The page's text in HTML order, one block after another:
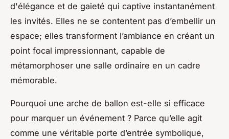
d'élégance et de gaieté qui captive instantanément
les invités. Elles ne se contentent pas d’embellir un
espace; elles transforment l’ambiance en créant un
point focal impressionnant, capable de
métamorphoser une salle ordinaire en un cadre
mémorable.
Pourquoi une arche de ballon est-elle si efficace
pour marquer un événement ? Parce qu’elle agit
comme une véritable porte d’entrée symbolique,